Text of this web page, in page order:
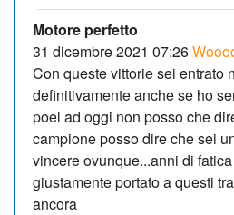
Motore perfetto
31 dicembre 2021 07:26
Con queste vittorie sei entrato
definitivamente anche se ho
poel ad oggi non posso che
campione posso dire che sei
vincere ovunque...anni di
giustamente portato a questi
ancora